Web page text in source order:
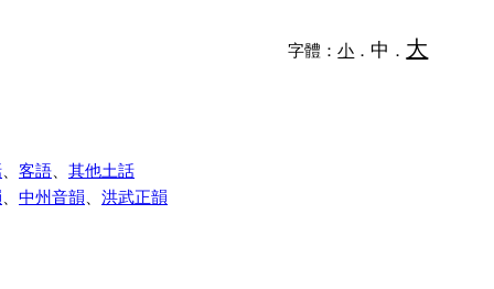
字體：小 ． 中 ． 大
客語
其他土話
中州音韻 洪武正韻